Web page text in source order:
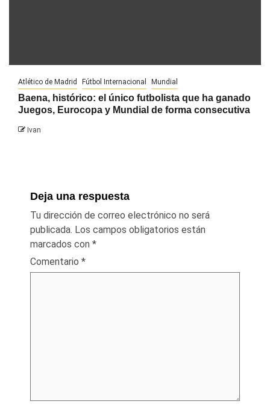
Atlético de Madrid Fútbol Internacional Mundial
Baena, histórico: el único futbolista que ha ganado
Juegos, Eurocopa y Mundial de forma consecutiva
Ivan
Deja una respuesta
Tu dirección de correo electrónico no será
publicada. Los campos obligatorios están
marcados con *
Comentario *